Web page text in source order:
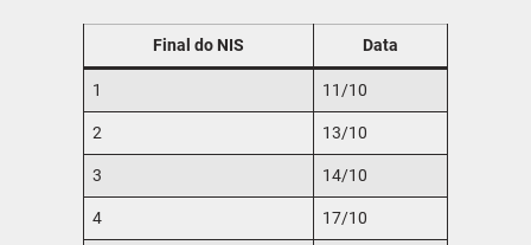
Final do NIS Data
1 11/10
2 13/10
3 14/10
4 17/10